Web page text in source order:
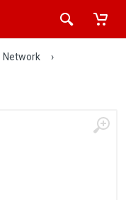
Network
›